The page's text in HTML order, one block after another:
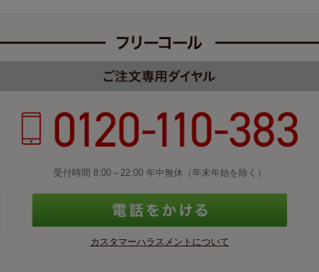
受付時間 8:00～22:00 年中無休（年末年始を除く）
カスタマーハラスメントについて